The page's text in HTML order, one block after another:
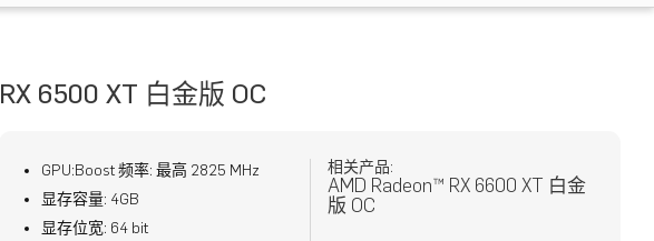
RX 6500 XT 白金版 OC
GPU:Boost频率:最高 2825 MHz
显存容量: 4GB
显存位宽: 64 bit
相关产品:
AMD Radeon™ RX 6600 XT 白金
版 OC